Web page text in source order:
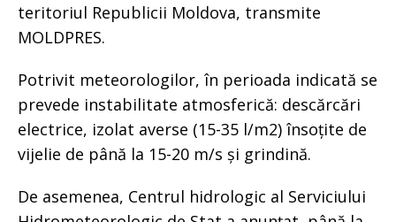
teritoriul Republicii Moldova, transmite
MOLDPRES.
Potrivit meteorologilor, în perioada indicată se
prevede instabilitate atmosferică: descărcări
electrice, izolat averse (15-35 l/m2) însoțite de
vijelie de până la 15-20 m/s și grindină.
De asemenea, Centrul hidrologic al Serviciului